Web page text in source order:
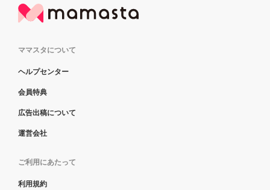
ママスタについて
ヘルプセンター
会員特典
広告出稿について
運営会社
ご利用にあたって
利用規約